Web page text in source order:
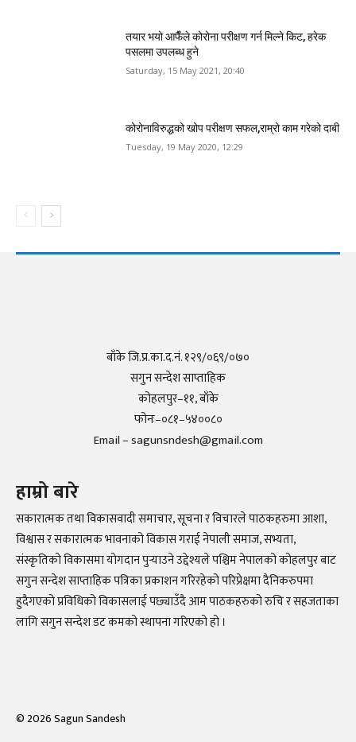
तयार भयो आफैँले कोरोना परीक्षण गर्न मिल्ने किट, हरेक
पसलमा उपलब्ध हुने
Saturday, 15 May 2021, 20:40
कोरोनाविरुद्धको खोप परीक्षण सफल,राम्रो काम गरेको दाबी
Tuesday, 19 May 2020, 12:29
बाँके जि.प्र.का.द.नं. १२९/०६९/०७०
सगुन सन्देश साप्ताहिक
कोहलपुर–११, बाँके
फोनः–०८१–५४००८०
Email – sagunsndesh@gmail.com
हाम्रो बारे
सकारात्मक तथा विकासवादी समाचार, सूचना र विचारले पाठकहरुमा आशा,
विश्वास र सकारात्मक भावनाको विकास गराई नेपाली समाज, सभ्यता,
संस्कृतिको विकासमा योगदान पुर्‍याउने उद्देश्यले पश्चिम नेपालको कोहलपुर बाट
सगुन सन्देश साप्ताहिक पत्रिका प्रकाशन गरिरहेको परिप्रेक्षमा दैनिकरुपमा
हुदैगएको प्रविधिको विकासलाई पछ्याउँदै आम पाठकहरुको रुचि र सहजताका
लागि सगुन सन्देश डट कमको स्थापना गरिएको हो ।
©2026Sagun Sandesh